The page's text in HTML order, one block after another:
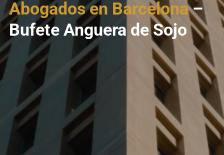
Abogados en Barcelona–
Bufete Anguera de Sojo